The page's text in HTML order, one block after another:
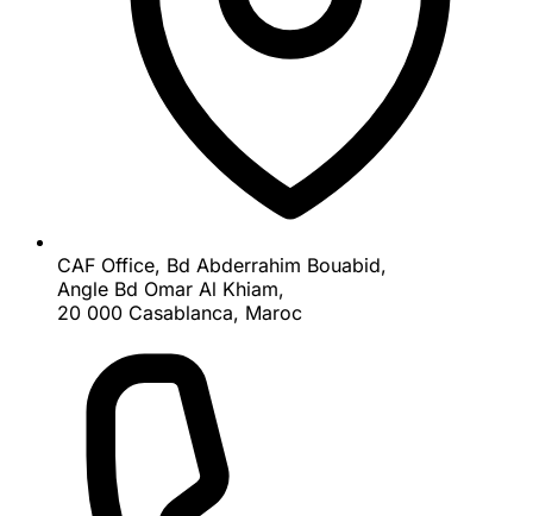
CAF Office, Bd Abderrahim Bouabid,
Angle Bd Omar Al Khiam,
20 000 Casablanca, Maroc